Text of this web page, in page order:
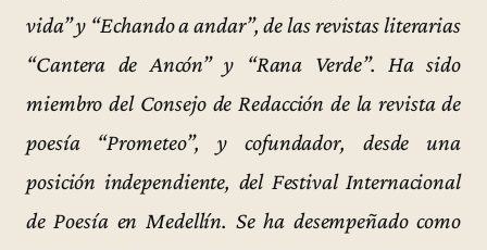
vida” y “Echando a andar”, de las revistas literarias
“Cantera de Ancón” y “Rana Verde”. Ha sido
miembro del Consejo de Redacción de la revista de
poesía “Prometeo”, y cofundador, desde una
posición independiente, del Festival Internacional
de Poesía en Medellín. Se ha desempeñado como